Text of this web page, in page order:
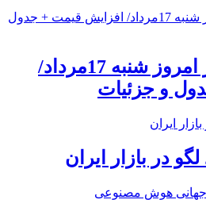
قیمت طلای 18عیار امروز شنبه 17مرداد/
و جزئیات
در بازار ایران